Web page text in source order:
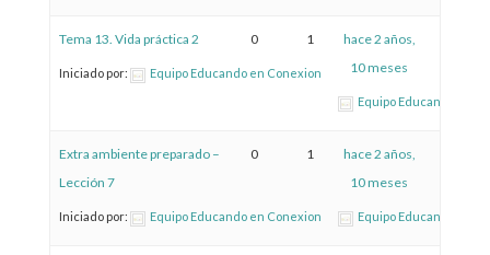
Tema 13. Vida práctica 2
Iniciado por: Equipo Educando en Conexion
0 1
hace 2 años,
10 meses
Equipo Educando en
Extra ambiente preparado –
Lección 7
Iniciado por: Equipo Educando en Conexion
0 1
hace 2 años,
10 meses
Equipo Educando en